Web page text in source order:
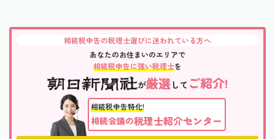
相続税申告の税理士選びに迷われている方へ
あなたのお住まいのエリアで
相続税申告に強い税理士を
が厳選して ご紹介!
相続税申告特化!
相続会議の税理士紹介センター